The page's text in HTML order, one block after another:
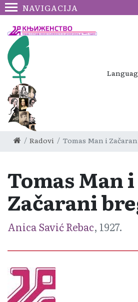
NAVIGACIJA
Radovi Tomas Man i
Tomas Man i
Začarani
Anica Savić Rebac, 1927.